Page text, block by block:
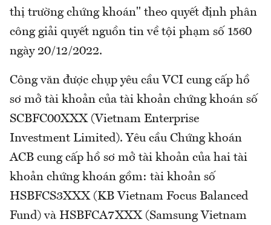
thị trường chứng khoán" theo quyết định phân
công giải quyết nguồn tin về tội phạm số 1560
ngày 20/12/2022.
Công văn được chụp yêu cầu VCI cung cấp hồ
sơ mở tài khoản của tài khoản chứng khoán số
SCBFC00XXX (Vietnam Enterprise
Investment Limited). Yêu cầu Chứng khoán
ACB cung cấp hồ sơ mở tài khoản của hai tài
khoản chứng khoán gồm: tài khoản số
HSBFCS3XXX (KB Vietnam Focus Balanced
Fund) và HSBFCA7XXX (Samsung Vietnam